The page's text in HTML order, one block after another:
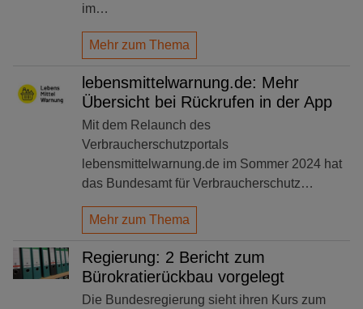
im…
Mehr zum Thema
lebensmittelwarnung.de: Mehr
Übersicht bei Rückrufen in der App
Mit dem Relaunch des
Verbraucherschutzportals
lebensmittelwarnung.de im Sommer 2024 hat
das Bundesamt für Verbraucherschutz…
Mehr zum Thema
Regierung: 2 Bericht zum
Bürokratierückbau vorgelegt
Die Bundesregierung sieht ihren Kurs zum